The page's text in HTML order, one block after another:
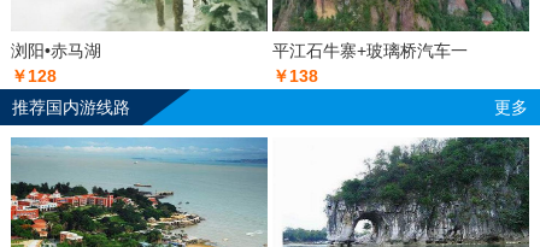
浏阳•赤马湖
￥128
平江石牛寨+玻璃桥汽车一
￥138
推荐国内游线路
更多